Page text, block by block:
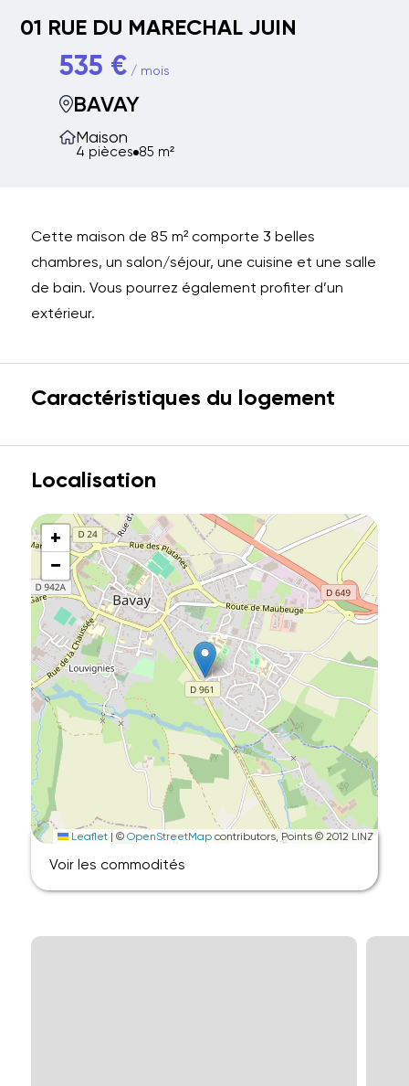
01 RUE DU MARECHAL JUIN
535 €/ mois
BAVAY
Maison
4 pièces 85 m²
Cette maison de 85 m² comporte 3 belles
chambres, un salon/séjour, une cuisine et une salle
de bain. Vous pourrez également profiter d’un
extérieur.
Caractéristiques du logement
Localisation
+
−
Leaflet | ©OpenStreetMap contributors, Points © 2012 LINZ
Voir les commodités